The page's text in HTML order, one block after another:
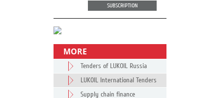
SUBSCRIPTION
MORE
Tenders of LUKOIL Russia
LUKOIL International Tenders
Supply chain finance